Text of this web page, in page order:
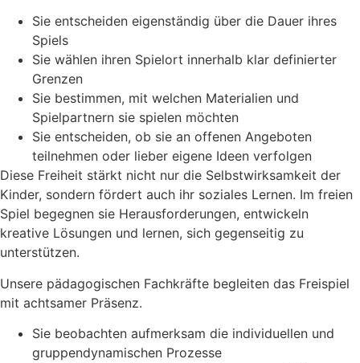
Sie entscheiden eigenständig über die Dauer ihres
Spiels
Sie wählen ihren Spielort innerhalb klar definierter
Grenzen
Sie bestimmen, mit welchen Materialien und
Spielpartnern sie spielen möchten
Sie entscheiden, ob sie an offenen Angeboten
teilnehmen oder lieber eigene Ideen verfolgen
Diese Freiheit stärkt nicht nur die Selbstwirksamkeit der
Kinder, sondern fördert auch ihr soziales Lernen. Im freien
Spiel begegnen sie Herausforderungen, entwickeln
kreative Lösungen und lernen, sich gegenseitig zu
unterstützen.
Unsere pädagogischen Fachkräfte begleiten das Freispiel
mit achtsamer Präsenz.
Sie beobachten aufmerksam die individuellen und
gruppendynamischen Prozesse